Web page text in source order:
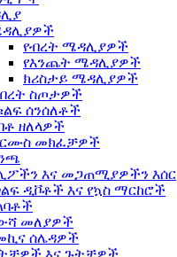
የብረት ሜዳሊያዎች
የእንጨት ሜዳሊያዎች
ክሪስታይ ሜዳሊያዎች
ስጦታዎች
ሰንሰለቶች
ዘለላዎች
መክፈቻዎች
እና መጋጠሚያዎችን እሰር
ዲቮቶች እና የኳስ ማርከሮች
መለያዎች
ሰሌዳዎች
እና ጉትቻዎች